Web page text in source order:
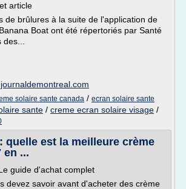
article
de brûlures à la suite de l'application de
Boat ont été répertoriés par Santé
solaire sante canada / ecran solaire sante
sante / creme ecran solaire visage /
quelle est la meilleure crème
en ...
guide d'achat complet
devez savoir avant d'acheter des crème